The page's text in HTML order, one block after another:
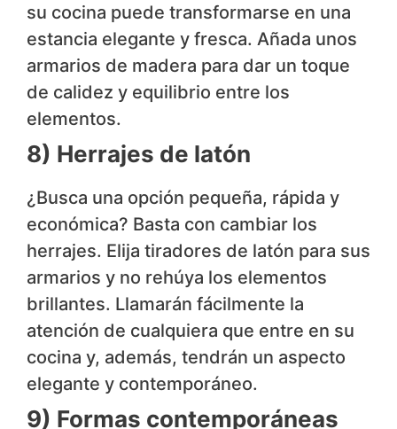
su cocina puede transformarse en una
estancia elegante y fresca. Añada unos
armarios de madera para dar un toque
de calidez y equilibrio entre los
elementos.
8) Herrajes de latón
¿Busca una opción pequeña, rápida y
económica? Basta con cambiar los
herrajes. Elija tiradores de latón para sus
armarios y no rehúya los elementos
brillantes. Llamarán fácilmente la
atención de cualquiera que entre en su
cocina y, además, tendrán un aspecto
elegante y contemporáneo.
9) Formas contemporáneas